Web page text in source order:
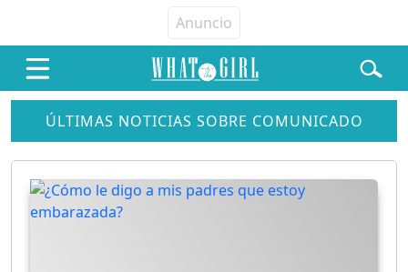
ÚLTIMAS NOTICIAS SOBRE COMUNICADO